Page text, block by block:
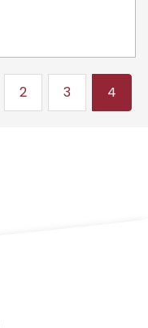
2 3 4